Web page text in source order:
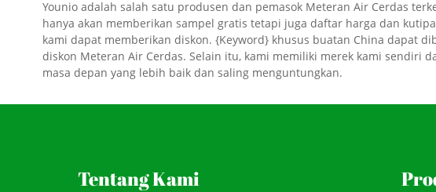
Younio adalah salah satu produsen dan pemasok Meteran Air Cerdas
hanya akan memberikan sampel gratis tetapi juga daftar harga dan
kami dapat memberikan diskon. {Keyword} khusus buatan China dapat
diskon Meteran Air Cerdas. Selain itu, kami memiliki merek kami sendiri
masa depan yang lebih baik dan saling menguntungkan.
Tentang Kami